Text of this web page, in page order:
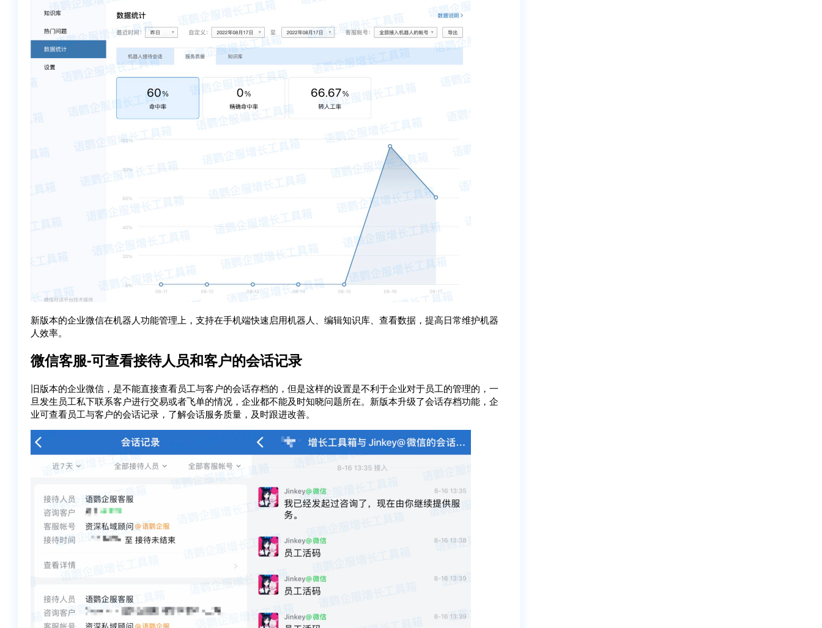
新版本的企业微信在机器人功能管理上，支持在手机端快速启用机器人、编辑知识库、查看数据，提高日常维护机器
人效率。
微信客服-可查看接待人员和客户的会话记录
旧版本的企业微信，是不能直接查看员工与客户的会话存档的，但是这样的设置是不利于企业对于员工的管理的，一
旦发生员工私下联系客户进行交易或者飞单的情况，企业都不能及时知晓问题所在。新版本升级了会话存档功能，企
业可查看员工与客户的会话记录，了解会话服务质量，及时跟进改善。